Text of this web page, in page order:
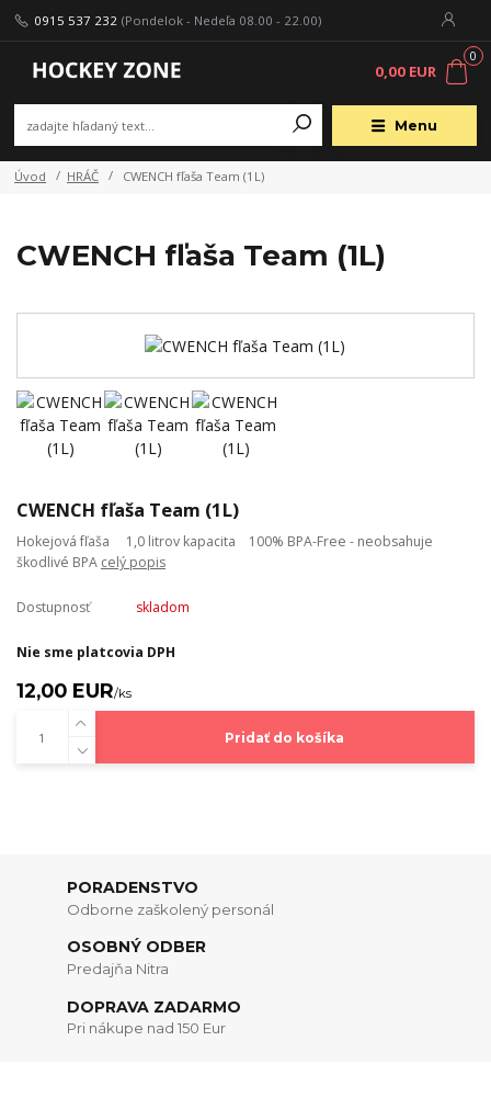
Menu
0915 537 232 (Pondelok - Nedeľa 08.00 - 22.00)
0
0,00 EUR
Úvod HRÁČ CWENCH fľaša Team (1L)
CWENCH fľaša Team (1L)
CWENCH fľaša Team (1L)
Hokejová fľaša 1,0 litrov kapacita 100% BPA-Free - neobsahuje
škodlivé BPA celý popis
Dostupnosť skladom
Nie sme platcovia DPH
12,00 EUR/ks
Pridať do košíka
PORADENSTVO
Odborne zaškolený personál
OSOBNÝ ODBER
Predajňa Nitra
DOPRAVA ZADARMO
Pri nákupe nad 150 Eur